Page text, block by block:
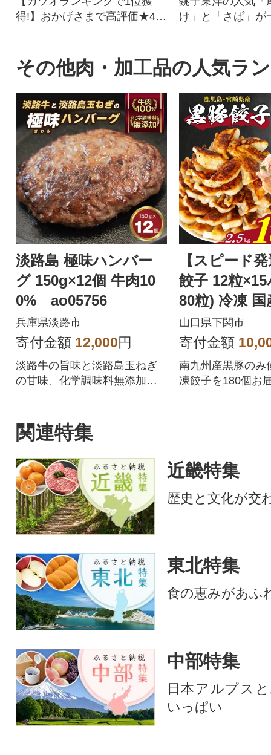
得!】おかげさまで高評価★4.
んや柑橘だけじゃない!太平洋
でとれたかつおは高知(土佐)に
も負けない鮮度でかつお本来
の旨味を存分に楽しめます。
形や大きさは不揃いですが、
味は訳なし!人気のかつおのた
たきをどうぞご賞味くださ
い。鰹のタタキ かつおたたき
冷凍 小分け カツオタタキ 骨取
り 骨なし たたき
け」と「さば」が
その他肉・加工品の人気ラ
淡路島 極味ハンバー
グ 150g×12個 牛肉10
0% ao05756
兵庫県淡路市
寄付金額 12,000円
淡路牛の旨味と淡路島玉ねぎ
の甘味、化学調味料無添加の
【スピード
餃子 12粒
80粒) 冷凍 国
あり IB051
山口県下関市
寄付金額
南九州産黒豚のみ
凍餃子を180個お
関連特集
近畿特集
歴史と文化が交
東北特集
食の恵みがあふ
中部特集
日本アルプス
いっぱい